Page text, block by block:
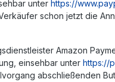
unter https://
schon jetzt die
Amazon
einsehbar unter https://
abschließenden